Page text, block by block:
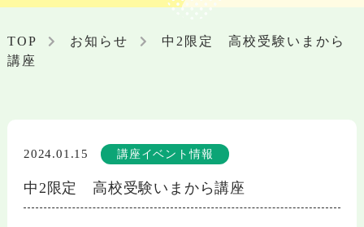
TOP お知らせ
中2限定 高校受験いまから
講座
2024.01.15 講座イベント情報
中2限定 高校受験いまから講座